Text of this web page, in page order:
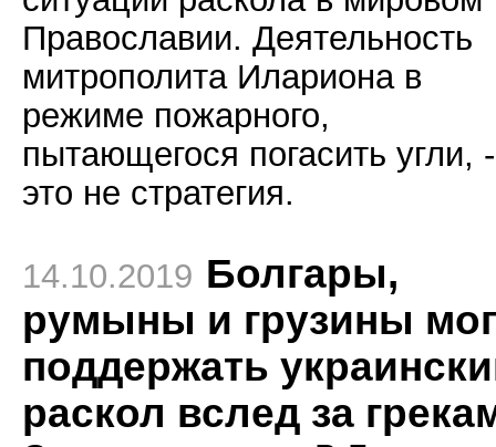
Православии. Деятельность
митрополита Илариона в
режиме пожарного,
пытающегося погасить угли, -
это не стратегия.
14.10.2019 Болгары,
румыны и грузины
поддержать
раскол вслед за